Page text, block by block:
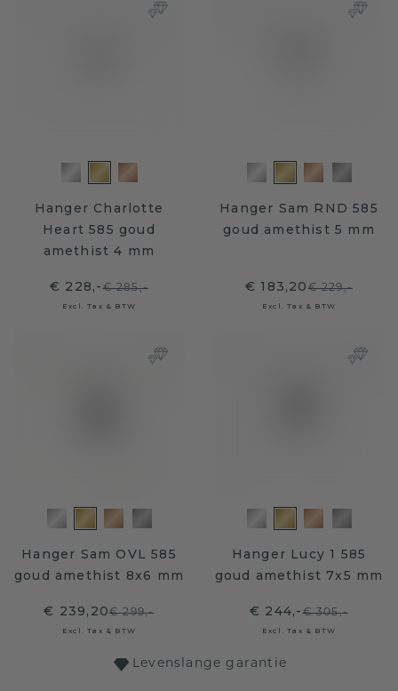
Hanger Charlotte
Heart 585 goud
amethist 4 mm
€ 228,-€ 285,-
Excl. Tax & BTW
Hanger Sam RND 585
goud amethist 5 mm
€ 183,20€ 229,-
Excl. Tax & BTW
Hanger Sam OVL 585
goud amethist 8x6 mm
€ 239,20€ 299,-
Excl. Tax & BTW
Hanger Lucy 1 585
goud amethist 7x5 mm
€ 244,-€ 305,-
Excl. Tax & BTW
Levenslange garantie